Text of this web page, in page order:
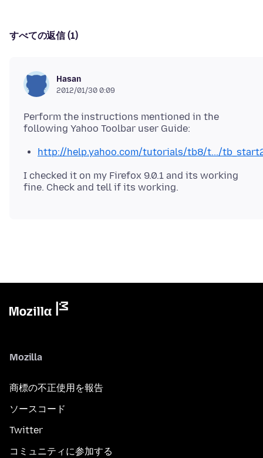
すべての返信 (1)
Hasan
2012/01/30 0:09
Perform the instructions mentioned in the
http://help.yahoo.com/tutorials/tb8/t.../
I checked it on my Firefox 9.0.1 and its working
Mozilla
商標の不正使用を報告
ソースコード
Twitter
コミュニティに参加する